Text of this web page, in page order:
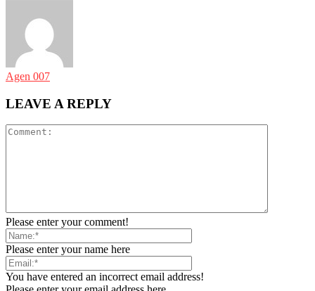
Agen 007
LEAVE A REPLY
Please enter your comment!
Please enter your name here
You have entered an incorrect email address!